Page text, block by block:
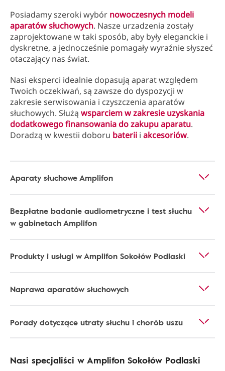
Posiadamy szeroki wybór nowoczesnych modeli
aparatów słuchowych. Nasze urzadzenia zostały
zaprojektowane w taki sposób, aby były eleganckie i
dyskretne, a jednocześnie pomagały wyraźnie słyszeć
otaczający nas świat.
Nasi eksperci idealnie dopasują aparat względem
Twoich oczekiwań, są zawsze do dyspozycji w
zakresie serwisowania i czyszczenia aparatów
słuchowych. Służą wsparciem w zakresie uzyskania
dodatkowego finansowania do zakupu aparatu.
Doradzą w kwestii doboru baterii i akcesoriów.
Aparaty słuchowe Amplifon
Bezpłatne badanie audiometryczne i test słuchu
w gabinetach Amplifon
Produkty i usługi w Amplifon Sokołów Podlaski
Naprawa aparatów słuchowych
Porady dotyczące utraty słuchu i chorób uszu
Nasi specjaliści w Amplifon Sokołów Podlaski